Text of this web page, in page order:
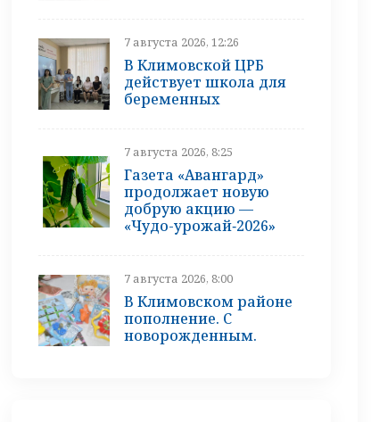
7 августа 2026, 12:26
В Климовской ЦРБ
действует школа для
беременных
7 августа 2026, 8:25
Газета «Авангард»
продолжает новую
добрую акцию —
«Чудо-урожай‑2026»
7 августа 2026, 8:00
В Климовском районе
пополнение. С
новорожденным.